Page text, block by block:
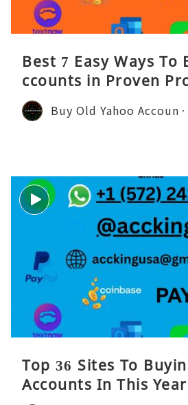
Best 7 Easy Ways To
ccounts in Proven
Buy Old Yahoo Accoun
Top 36 Sites To
Accounts In This